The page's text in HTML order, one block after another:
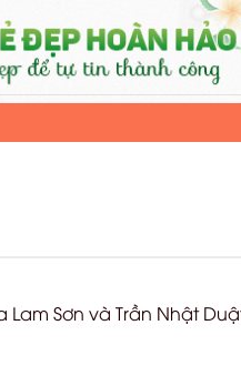
Lam Sơn và Trần Nhật